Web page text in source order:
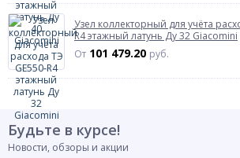
Диаметр вводной группы
Диаметр вводной группы
Диаметр трубопроводной арматуры на
входе в коллекторы.
Узел коллекторный для учёта
R4 этажный латунь Ду 32 Giacomini
От 101 479.20 руб.
Будьте в курсе!
Новости, обзоры и акции